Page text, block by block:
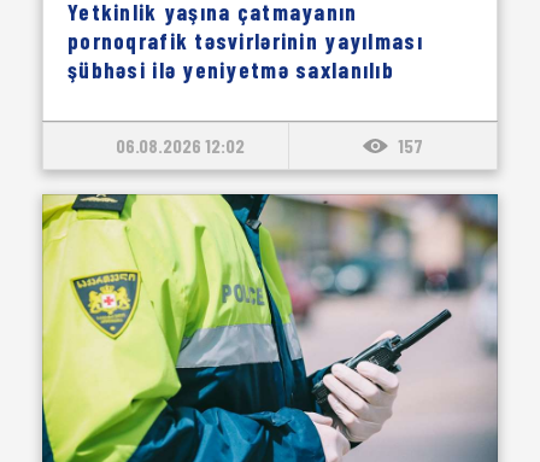
Yetkinlik yaşına çatmayanın
pornoqrafik təsvirlərinin yayılması
şübhəsi ilə yeniyetmə saxlanılıb
06.08.2026 12:02 157